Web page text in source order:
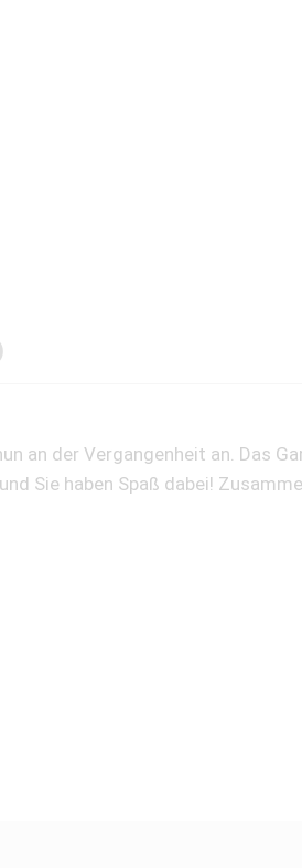
an der Vergangenheit an. Das
Sie haben Spaß dabei!